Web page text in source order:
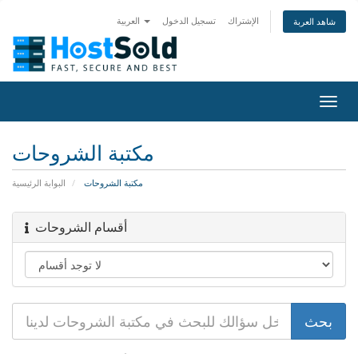
تسجيل الدخول الإشتراك شاهد العربة
مكتبة الشروحات
البوابة الرئيسية مكتبة الشروحات
أقسام الشروحات